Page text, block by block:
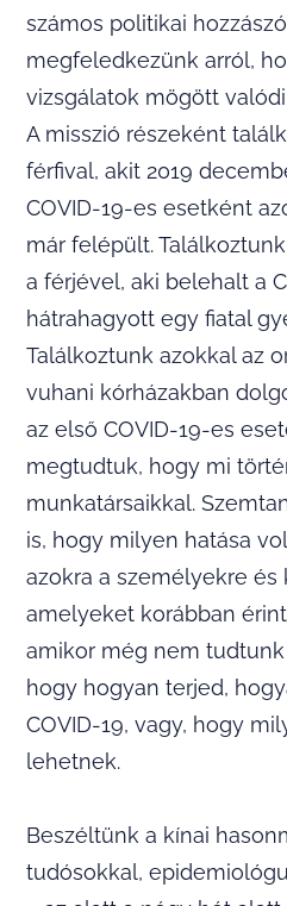
számos politikai
megfeledkezünk arról,
vizsgálatok mögött
A misszió részeként
férfival, akit 2019
COVID-19-es esetként
már felépült.
a férjével, aki belehalt a
hátrahagyott egy fiatal
Találkoztunk azokkal az
vuhani kórházakban
az első COVID-19-es
megtudtuk, hogy mi
munkatársaikkal.
is, hogy milyen hatása
azokra a személyekre és
amelyeket korábban
amikor még nem
hogy hogyan terjed,
COVID-19, vagy, hogy
lehetnek.
Beszéltünk a kínai
tudósokkal,